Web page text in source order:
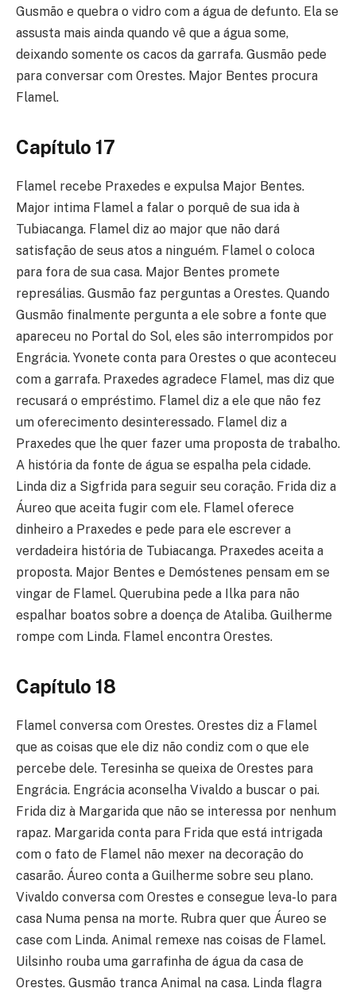
Gusmão e quebra o vidro com a água de defunto. Ela se
assusta mais ainda quando vê que a água some,
deixando somente os cacos da garrafa. Gusmão pede
para conversar com Orestes. Major Bentes procura
Flamel.
Capítulo 17
Flamel recebe Praxedes e expulsa Major Bentes.
Major intima Flamel a falar o porquê de sua ida à
Tubiacanga. Flamel diz ao major que não dará
satisfação de seus atos a ninguém. Flamel o coloca
para fora de sua casa. Major Bentes promete
represálias. Gusmão faz perguntas a Orestes. Quando
Gusmão finalmente pergunta a ele sobre a fonte que
apareceu no Portal do Sol, eles são interrompidos por
Engrácia. Yvonete conta para Orestes o que aconteceu
com a garrafa. Praxedes agradece Flamel, mas diz que
recusará o empréstimo. Flamel diz a ele que não fez
um oferecimento desinteressado. Flamel diz a
Praxedes que lhe quer fazer uma proposta de trabalho.
A história da fonte de água se espalha pela cidade.
Linda diz a Sigfrida para seguir seu coração. Frida diz a
Áureo que aceita fugir com ele. Flamel oferece
dinheiro a Praxedes e pede para ele escrever a
verdadeira história de Tubiacanga. Praxedes aceita a
proposta. Major Bentes e Demóstenes pensam em se
vingar de Flamel. Querubina pede a Ilka para não
espalhar boatos sobre a doença de Ataliba. Guilherme
rompe com Linda. Flamel encontra Orestes.
Capítulo 18
Flamel conversa com Orestes. Orestes diz a Flamel
que as coisas que ele diz não condiz com o que ele
percebe dele. Teresinha se queixa de Orestes para
Engrácia. Engrácia aconselha Vivaldo a buscar o pai.
Frida diz à Margarida que não se interessa por nenhum
rapaz. Margarida conta para Frida que está intrigada
com o fato de Flamel não mexer na decoração do
casarão. Áureo conta a Guilherme sobre seu plano.
Vivaldo conversa com Orestes e consegue leva-lo para
casa Numa pensa na morte. Rubra quer que Áureo se
case com Linda. Animal remexe nas coisas de Flamel.
Uilsinho rouba uma garrafinha de água da casa de
Orestes. Gusmão tranca Animal na casa. Linda flagra